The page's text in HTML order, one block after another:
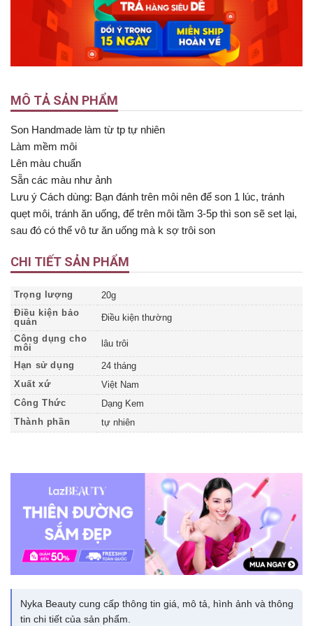
MÔ TẢ SẢN PHẨM
Son Handmade làm từ tp tự nhiên
Làm mềm môi
Lên màu chuẩn
Sẵn các màu như ảnh
Lưu ý Cách dùng: Bạn đánh trên môi nên để son 1 lúc, tránh
quẹt môi, tránh ăn uống, để trên môi tầm 3-5p thì son sẽ set lại,
sau đó có thể vô tư ăn uống mà k sợ trôi son
CHI TIẾT SẢN PHẨM
Trọng lượng
20g
Điều kiện bảo
quản
Điều kiện thường
Công dụng cho
môi
lâu trôi
Hạn sử dụng
24 tháng
Xuất xứ
Việt Nam
Công Thức
Dạng Kem
Thành phần
tự nhiên
Nyka Beauty cung cấp thông tin giá, mô tả, hình ảnh và thông
tin chi tiết của sản phẩm.